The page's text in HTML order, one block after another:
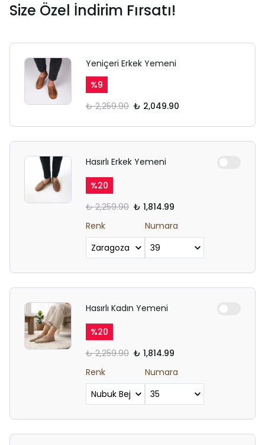
Size Özel İndirim Fırsatı!
Yeniçeri Erkek Yemeni
%9
₺ 2,259.90 ₺ 2,049.90
Hasırlı Erkek Yemeni
%20
₺ 2,259.90 ₺ 1,814.99
Renk
Numara
Hasırlı Kadın Yemeni
%20
₺ 2,259.90 ₺ 1,814.99
Renk
Numara